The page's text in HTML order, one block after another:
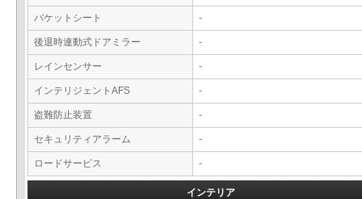
バケットシート -
後退時連動式ドアミラー -
レインセンサー -
インテリジェントAFS -
盗難防止装置 -
セキュリティアラーム -
ロードサービス -
インテリア